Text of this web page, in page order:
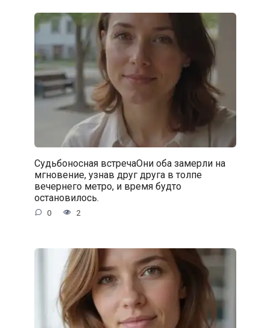
Судьбоносная встречаОни оба замерли на
мгновение, узнав друг друга в толпе
вечернего метро, и время будто
остановилось.
0 2